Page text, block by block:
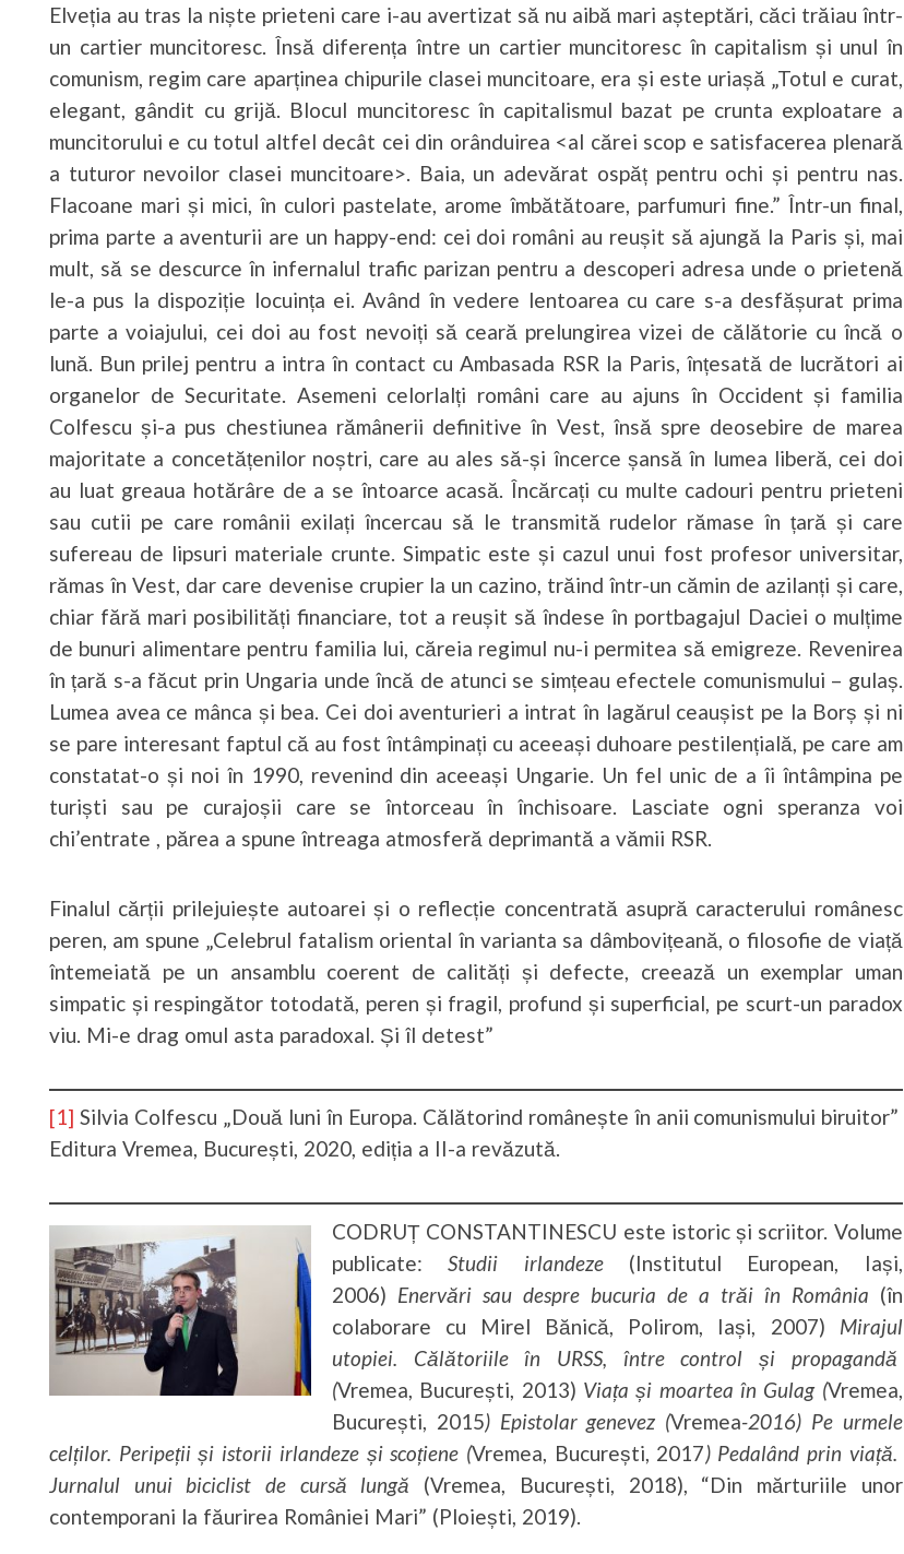
Elveția au tras la niște prieteni care i-au avertizat să nu aibă mari așteptări, căci trăiau într-
un cartier muncitoresc. Însă diferența între un cartier muncitoresc în capitalism și unul în
comunism, regim care aparținea chipurile clasei muncitoare, era și este uriașă „Totul e curat,
elegant, gândit cu grijă. Blocul muncitoresc în capitalismul bazat pe crunta exploatare a
muncitorului e cu totul altfel decât cei din orânduirea <al cărei scop e satisfacerea plenară
a tuturor nevoilor clasei muncitoare>. Baia, un adevărat ospăț pentru ochi și pentru nas.
Flacoane mari și mici, în culori pastelate, arome îmbătătoare, parfumuri fine.” Într-un final,
prima parte a aventurii are un happy-end: cei doi români au reușit să ajungă la Paris și, mai
mult, să se descurce în infernalul trafic parizan pentru a descoperi adresa unde o prietenă
le-a pus la dispoziție locuința ei. Având în vedere lentoarea cu care s-a desfășurat prima
parte a voiajului, cei doi au fost nevoiți să ceară prelungirea vizei de călătorie cu încă o
lună. Bun prilej pentru a intra în contact cu Ambasada RSR la Paris, înțesată de lucrători ai
organelor de Securitate. Asemeni celorlalți români care au ajuns în Occident și familia
Colfescu și-a pus chestiunea rămânerii definitive în Vest, însă spre deosebire de marea
majoritate a concetățenilor noștri, care au ales să-și încerce șansă în lumea liberă, cei doi
au luat greaua hotărâre de a se întoarce acasă. Încărcați cu multe cadouri pentru prieteni
sau cutii pe care românii exilați încercau să le transmită rudelor rămase în țară și care
sufereau de lipsuri materiale crunte. Simpatic este și cazul unui fost profesor universitar,
rămas în Vest, dar care devenise crupier la un cazino, trăind într-un cămin de azilanți și care,
chiar fără mari posibilități financiare, tot a reușit să îndese în portbagajul Daciei o mulțime
de bunuri alimentare pentru familia lui, căreia regimul nu-i permitea să emigreze. Revenirea
în țară s-a făcut prin Ungaria unde încă de atunci se simțeau efectele comunismului – gulaș.
Lumea avea ce mânca și bea. Cei doi aventurieri a intrat în lagărul ceaușist pe la Borș și ni
se pare interesant faptul că au fost întâmpinați cu aceeași duhoare pestilențială, pe care am
constatat-o și noi în 1990, revenind din aceeași Ungarie. Un fel unic de a îi întâmpina pe
turiști sau pe curajoșii care se întorceau în închisoare. Lasciate ogni speranza voi
chi’entrate , părea a spune întreaga atmosferă deprimantă a vămii RSR.
Finalul cărții prilejuiește autoarei și o reflecție concentrată asupră caracterului românesc
peren, am spune „Celebrul fatalism oriental în varianta sa dâmbovițeană, o filosofie de viață
întemeiată pe un ansamblu coerent de calități și defecte, creează un exemplar uman
simpatic și respingător totodată, peren și fragil, profund și superficial, pe scurt-un paradox
viu. Mi-e drag omul asta paradoxal. Și îl detest”
[1] Silvia Colfescu „Două luni în Europa. Călătorind românește în anii comunismului biruitor”
Editura Vremea, București, 2020, ediția a II-a revăzută.
CODRUȚ CONSTANTINESCU este istoric și scriitor. Volume
publicate:Studii irlandeze(Institutul European, Iași,
2006) Enervări sau despre bucuria de a trăi în România (în
colaborare cu Mirel Bănică, Polirom, Iași, 2007) Mirajul
utopiei. Călătoriile în URSS, între control și propagandă
(Vremea, București, 2013) Viața și moartea în Gulag (Vremea,
București, 2015) Epistolar genevez (Vremea-2016) Pe urmele
celților. Peripeții și istorii irlandeze și scoțiene (Vremea, București, 2017) Pedalând prin viață.
Jurnalul unui biciclist de cursă lungă (Vremea, București, 2018), “Din mărturiile unor
contemporani la făurirea României Mari” (Ploiești, 2019).